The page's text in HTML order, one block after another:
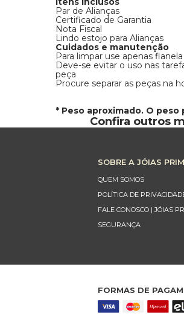
Par de Alianças
Certificado de Garantia
Nota Fiscal
Lindo estojo para Alianças
Cuidados e manutenção
Para limpar use apenas flanela
Deve-se evitar o uso nas
peça
Procure separar as peças na
* Peso aproximado. O
Confira outros
SOBRE A JÓIAS
QUEM SOMOS
POLÍTICA DE
FALE CONOSCO | JÓIAS
SEGURANÇA
FORMAS DE